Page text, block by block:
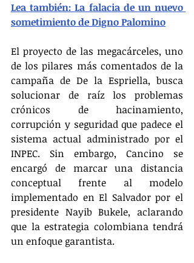
Lea también: La falacia de un nuevo
sometimiento de Digno Palomino
El proyecto de las megacárceles, uno
de los pilares más comentados de la
campaña de De la Espriella, busca
solucionar de raíz los problemas
crónicos de hacinamiento,
corrupción y seguridad que padece el
sistema actual administrado por el
INPEC. Sin embargo, Cancino se
encargó de marcar una distancia
conceptual frente al modelo
implementado en El Salvador por el
presidente Nayib Bukele, aclarando
que la estrategia colombiana tendrá
un enfoque garantista.